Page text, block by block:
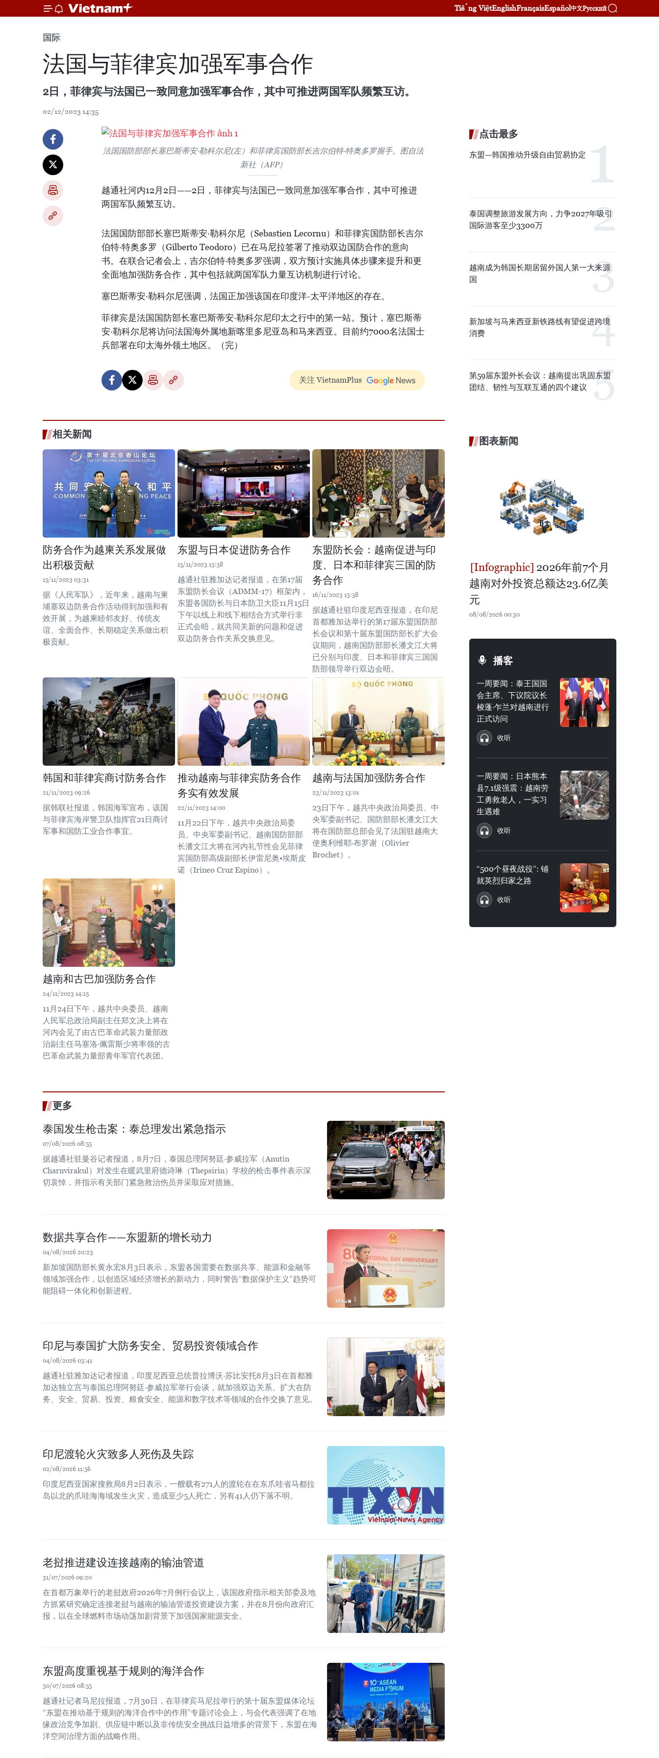
Tiếng ViệtEnglishFrançaisEspañol中文Русский
国际
法国与菲律宾加强军事合作
2日，菲律宾与法国已一致同意加强军事合作，其中可推进两国军队频繁互访。
02/12/2023 14:35
法国国防部部长塞巴斯蒂安·勒科尔尼(左）和菲律宾国防部长吉尔伯特·特奥多罗握手。图自法
新社（AFP）
越通社河内12月2日——2日，菲律宾与法国已一致同意加强军事合作，其中可推进
两国军队频繁互访。
法国国防部部长塞巴斯蒂安·勒科尔尼（Sebastien Lecornu）和菲律宾国防部长吉尔
伯特·特奥多罗（Gilberto Teodoro）已在马尼拉签署了推动双边国防合作的意向
书。在联合记者会上，吉尔伯特·特奥多罗强调，双方预计实施具体步骤来提升和更
全面地加强防务合作，其中包括就两国军队力量互访机制进行讨论。
塞巴斯蒂安·勒科尔尼强调，法国正加强该国在印度洋-太平洋地区的存在。
菲律宾是法国国防部长塞巴斯蒂安·勒科尔尼印太之行中的第一站。预计，塞巴斯蒂
安·勒科尔尼将访问法国海外属地新喀里多尼亚岛和马来西亚。目前约7000名法国士
兵部署在印太海外领土地区。（完）
关注 VietnamPlus
相关新闻
防务合作为越柬关系发展做
出积极贡献
15/11/2023 03:31
据《人民军队》，近年来，越南与柬
埔寨双边防务合作活动得到加强和有
效开展，为越柬睦邻友好、传统友
谊、全面合作、长期稳定关系做出积
极贡献。
东盟与日本促进防务合作
15/11/2023 13:58
越通社驻雅加达记者报道，在第17届
东盟防长会议（ADMM-17）框架内，
东盟各国防长与日本防卫大臣11月15日
下午以线上和线下相结合方式举行非
正式会晤，就共同关新的问题和促进
双边防务合作关系交换意见。
东盟防长会：越南促进与印
度、日本和菲律宾三国的防
务合作
16/11/2023 13:58
据越通社驻印度尼西亚报道，在印尼
首都雅加达举行的第17届东盟国防部
长会议和第十届东盟国防部长扩大会
议期间，越南国防部部长潘文江大将
已分别与印度、日本和菲律宾三国国
防部领导举行双边会晤。
韩国和菲律宾商讨防务合作
21/11/2023 09:26
据韩联社报道，韩国海军宣布，该国
与菲律宾海岸警卫队指挥官21日商讨
军事和国防工业合作事宜。
推动越南与菲律宾防务合作
务实有效发展
22/11/2023 14:00
11月22日下午，越共中央政治局委
员、中央军委副书记、越南国防部部
长潘文江大将在河内礼节性会见菲律
宾国防部高级副部长伊雷尼奥•埃斯皮
诺（Irineo Cruz Espino）。
越南与法国加强防务合作
23/11/2023 13:01
23日下午，越共中央政治局委员、中
央军委副书记、国防部部长潘文江大
将在国防部总部会见了法国驻越南大
使奥利维耶·布罗谢（Olivier
Brochet）。
越南和古巴加强防务合作
24/11/2023 14:15
11月24日下午，越共中央委员、越南
人民军总政治局副主任郑文决上将在
河内会见了由古巴革命武装力量部政
治副主任马塞洛·佩雷斯少将率领的古
巴革命武装力量部青年军官代表团。
更多
泰国发生枪击案：泰总理发出紧急指示
07/08/2026 08:55
据越通社驻曼谷记者报道，8月7日，泰国总理阿努廷·参威拉军（Anutin
Charnvirakul）对发生在暖武里府德诗琳（Thepsirin）学校的枪击事件表示深
切哀悼，并指示有关部门紧急救治伤员并采取应对措施。
数据共享合作——东盟新的增长动力
04/08/2026 20:23
新加坡国防部长黄永宏8月3日表示，东盟各国需要在数据共享、能源和金融等
领域加强合作，以创造区域经济增长的新动力，同时警告“数据保护主义”趋势可
能阻碍一体化和创新进程。
印尼与泰国扩大防务安全、贸易投资领域合作
04/08/2026 03:41
越通社驻雅加达记者报道，印度尼西亚总统普拉博沃·苏比安托8月3日在首都雅
加达独立宫与泰国总理阿努廷·参威拉军举行会谈，就加强双边关系、扩大在防
务、安全、贸易、投资、粮食安全、能源和数字技术等领域的合作交换了意见。
印尼渡轮火灾致多人死伤及失踪
02/08/2026 11:56
印度尼西亚国家搜救局8月2日表示，一艘载有271人的渡轮在在东爪哇省马都拉
岛以北的爪哇海海域发生火灾，造成至少5人死亡，另有41人仍下落不明。
老挝推进建设连接越南的输油管道
31/07/2026 09:20
在首都万象举行的老挝政府2026年7月例行会议上，该国政府指示相关部委及地
方抓紧研究确定连接老挝与越南的输油管道投资建设方案，并在8月份向政府汇
报，以在全球燃料市场动荡加剧背景下加强国家能源安全。
东盟高度重视基于规则的海洋合作
30/07/2026 08:55
越通社记者马尼拉报道，7月30日，在菲律宾马尼拉举行的第十届东盟媒体论坛
“东盟在推动基于规则的海洋合作中的作用”专题讨论会上，与会代表强调了在地
缘政治竞争加剧、供应链中断以及非传统安全挑战日益增多的背景下，东盟在海
洋空间治理方面的战略作用。
点击最多
东盟—韩国推动升级自由贸易协定
泰国调整旅游发展方向，力争2027年吸引
国际游客至少3300万
越南成为韩国长期居留外国人第一大来源
国
新加坡与马来西亚新铁路线有望促进跨境
消费
第59届东盟外长会议：越南提出巩固东盟
团结、韧性与互联互通的四个建议
图表新闻
2026年前7个月
越南对外投资总额达23.6亿美
元
08/08/2026 00:30
播客
一周要闻：泰王国国
会主席、下议院议长
梭蓬·乍兰对越南进行
正式访问
收听
一周要闻：日本熊本
县7.1级强震：越南劳
工勇救老人，一实习
生遇难
收听
“500个昼夜战役”: 铺
就英烈归家之路
收听